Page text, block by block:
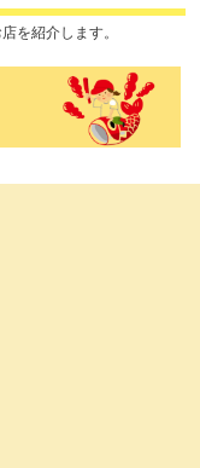
を紹介します。